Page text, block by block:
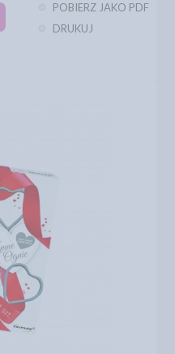
POBIERZ JAKO PDF
DRUKUJ